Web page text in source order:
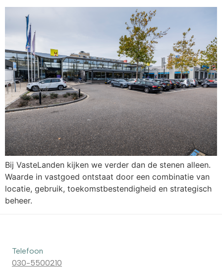
Bij VasteLanden kijken we verder dan de stenen alleen.
Waarde in vastgoed ontstaat door een combinatie van
locatie, gebruik, toekomstbestendigheid en strategisch
beheer.
Telefoon
030-5500210